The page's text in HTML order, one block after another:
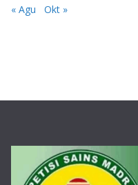
« Agu Okt »